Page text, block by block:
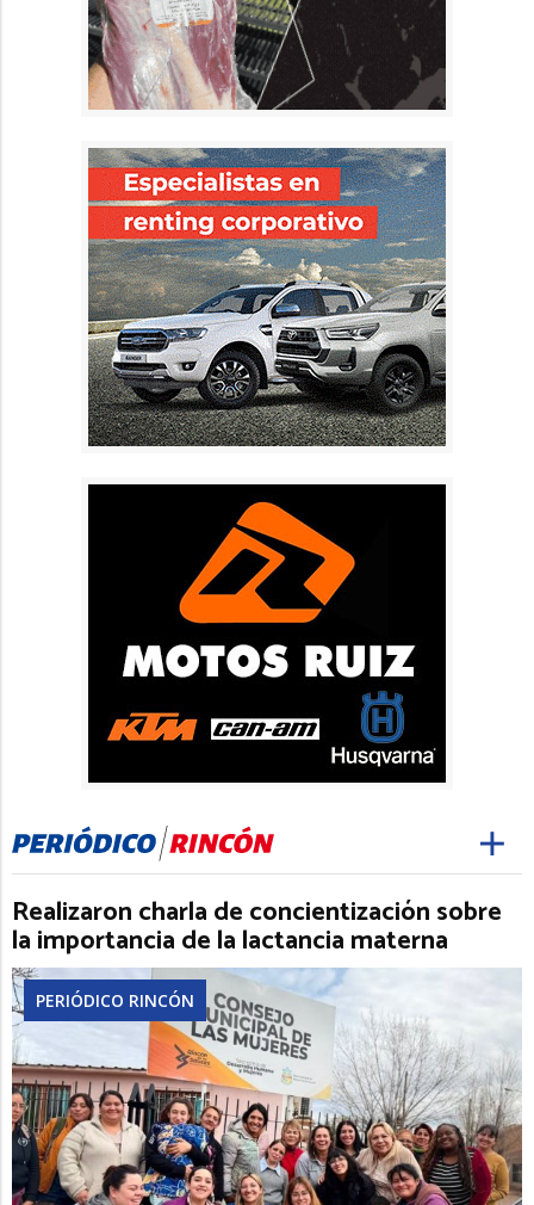
Realizaron charla de concientización sobre
la importancia de la lactancia materna
PERIÓDICO RINCÓN